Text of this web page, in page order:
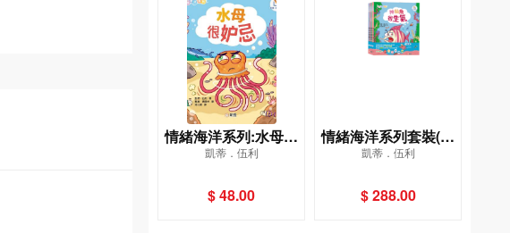
情緒海洋系列:水母很
妒忌
凱蒂．伍利
$ 48.00
情緒海洋系列套裝(一
套6冊)
凱蒂．伍利
$ 288.00